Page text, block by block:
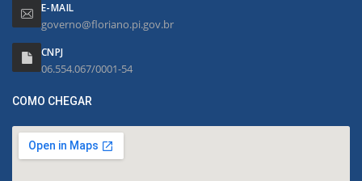
E-MAIL
governo@floriano.pi.gov.br
CNPJ
06.554.067/0001-54
COMO CHEGAR